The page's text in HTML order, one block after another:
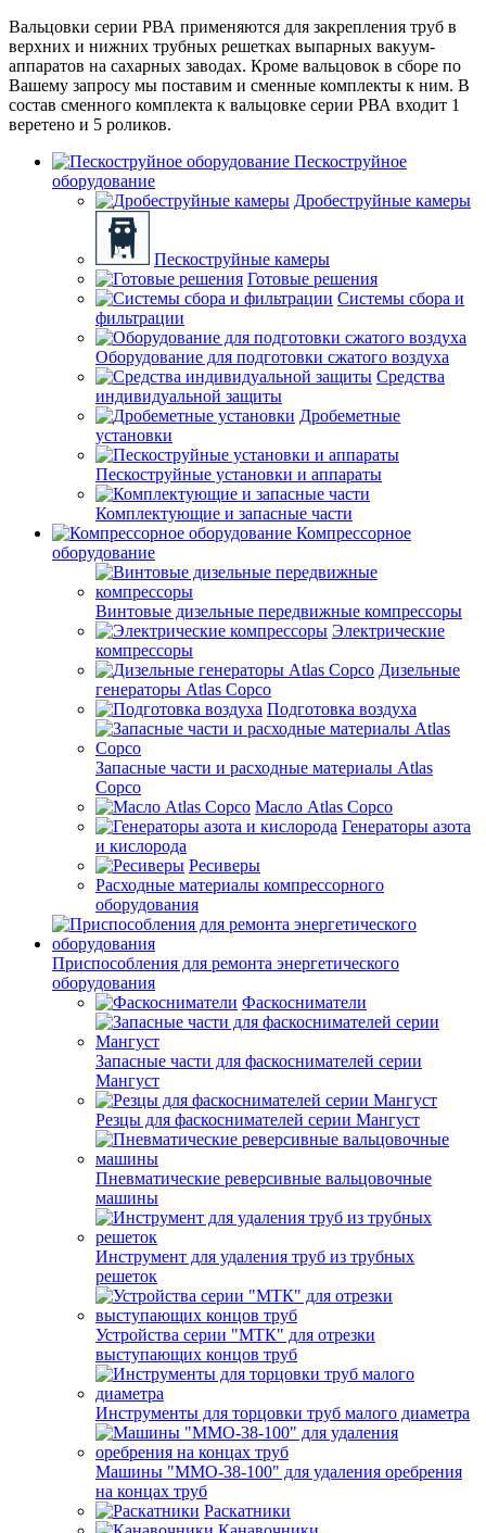
Вальцовки серии РВА применяются для закрепления труб в
верхних и нижних трубных решетках выпарных вакуум-
аппаратов на сахарных заводах. Кроме вальцовок в сборе по
Вашему запросу мы поставим и сменные комплекты к ним. В
состав сменного комплекта к вальцовке серии РВА входит 1
веретено и 5 роликов.
Пескоструйное
оборудование
Дробеструйные камеры
Пескоструйные камеры
Готовые решения
Системы сбора и
фильтрации
Оборудование для подготовки сжатого воздуха
Средства
индивидуальной защиты
Дробеметные
установки
Пескоструйные установки и аппараты
Комплектующие и запасные части
Компрессорное
оборудование
Винтовые дизельные передвижные компрессоры
Электрические
компрессоры
Дизельные
генераторы Atlas Copco
Подготовка воздуха
Запасные части и расходные материалы Atlas
Copco
Масло Atlas Copco
Генераторы азота
и кислорода
Ресиверы
Расходные материалы компрессорного
оборудования
Приспособления для ремонта энергетического
оборудования
Фаскосниматели
Запасные части для фаскоснимателей серии
Мангуст
Резцы для фаскоснимателей серии Мангуст
Пневматические реверсивные вальцовочные
машины
Инструмент для удаления труб из трубных
решеток
Устройства серии "МТК" для отрезки
выступающих концов труб
Инструменты для торцовки труб малого диаметра
Машины "ММО-38-100" для удаления оребрения
на концах труб
Раскатники